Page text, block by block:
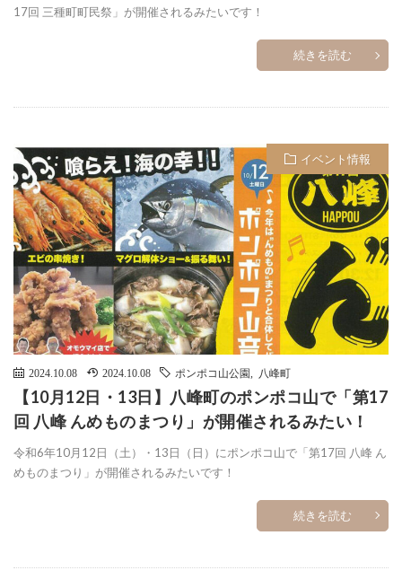
17回 三種町町民祭」が開催されるみたいです！
続きを読む
イベント情報
2024.10.08 2024.10.08 ポンポコ山公園 八峰町
【10月12日・13日】八峰町のポンポコ山で「第17
回 八峰 んめものまつり」が開催されるみたい！
令和6年10月12日（土）・13日（日）にポンポコ山で「第17回 八峰 ん
めものまつり」が開催されるみたいです！
続きを読む